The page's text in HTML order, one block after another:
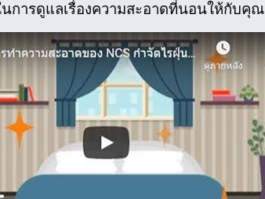
นการดูแลเรื่องความสะอาดที่นอนให้กับ